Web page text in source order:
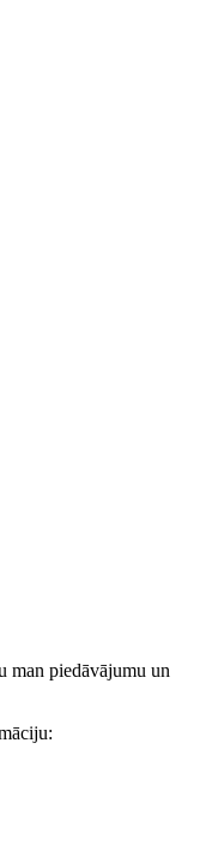
man piedāvājumu un